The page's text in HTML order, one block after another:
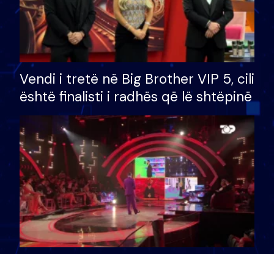
Vendi i tretë në Big Brother VIP 5, cili
është finalisti i radhës që lë shtëpinë